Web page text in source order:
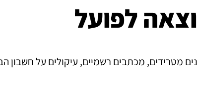
לפועל
מכתבים רשמיים, עיקולים על חשבון